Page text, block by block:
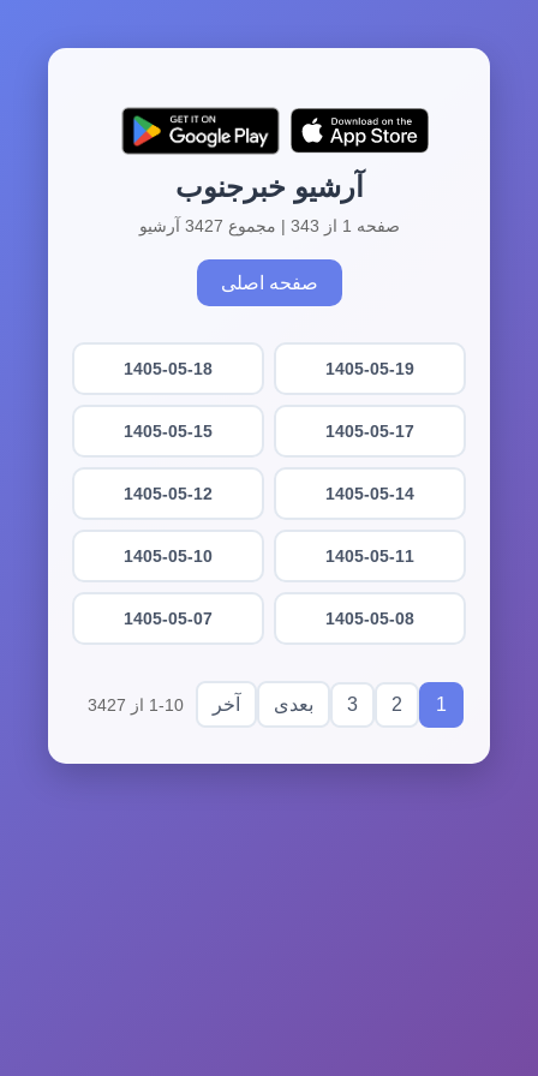
آرشیو خبرجنوب
صفحه 1 از 343 | مجموع 3427 آرشیو
صفحه اصلی
1405-05-19
1405-05-18
1405-05-17
1405-05-15
1405-05-14
1405-05-12
1405-05-11
1405-05-10
1405-05-08
1405-05-07
1
2
3 بعدی آخر 1-10 از 3427